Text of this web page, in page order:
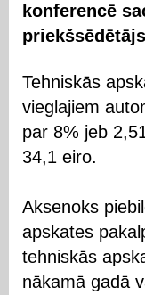
konferencē
Tehniskās
vieglajiem
par 8% jeb
34,1 eiro.
Aksenoks
apskates
tehniskās
nākamā gadā